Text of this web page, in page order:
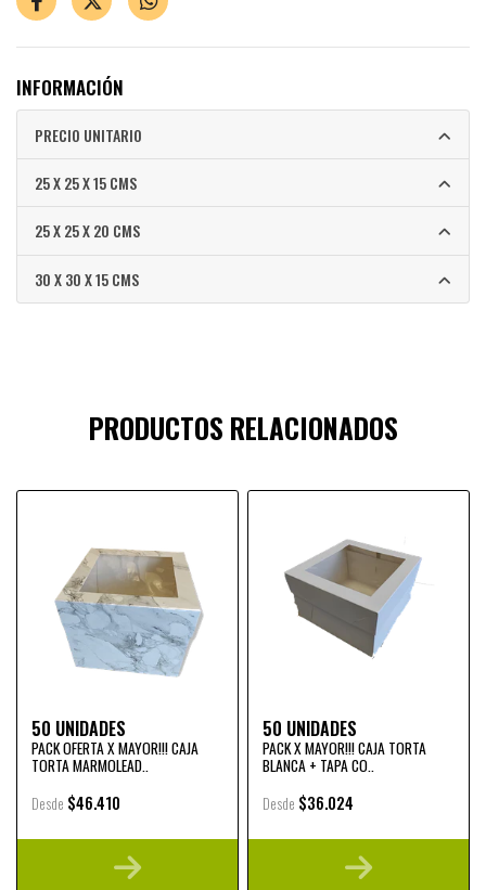
INFORMACIÓN
PRECIO UNITARIO
25 X 25 X 15 CMS
25 X 25 X 20 CMS
30 X 30 X 15 CMS
PRODUCTOS RELACIONADOS
50 UNIDADES
PACK OFERTA X MAYOR!!! CAJA
TORTA MARMOLEAD..
Desde $46.410
50 UNIDADES
PACK X MAYOR!!! CAJA TORTA
BLANCA + TAPA CO..
Desde $36.024